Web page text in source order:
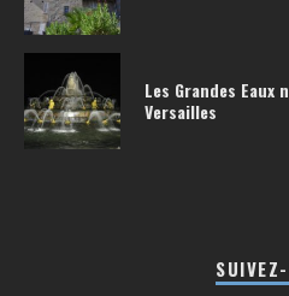
Les Grandes Eaux
Versailles